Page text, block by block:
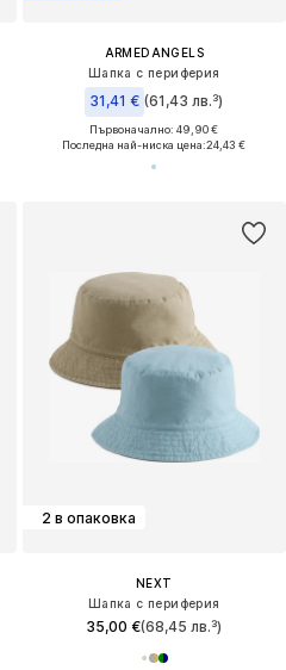
ARMEDANGELS
Шапка с периферия
31,41 € (61,43 лв.³)
Първоначално: 49,90 €
Последна най-ниска цена:24,43 €
2 в опаковка
NEXT
Шапка с периферия
35,00 €(68,45 лв.³)